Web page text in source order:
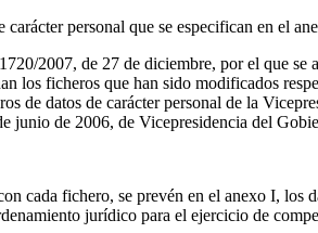
personal que se especifican en el
2007, de 27 de diciembre, por el que
los ficheros que han sido modificados
de datos de carácter personal de la
junio de 2006, de Vicepresidencia del
cada fichero, se prevén en el anexo I,
jurídico para el ejercicio de